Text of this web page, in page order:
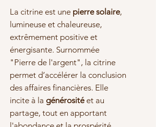
La citrine est une pierre solaire,
lumineuse et chaleureuse,
extrêmement positive et
énergisante. Surnommée
"Pierre de l'argent", la citrine
permet d’accélérer la conclusion
des affaires financières. Elle
incite à la générositéet au
partage, tout en apportant